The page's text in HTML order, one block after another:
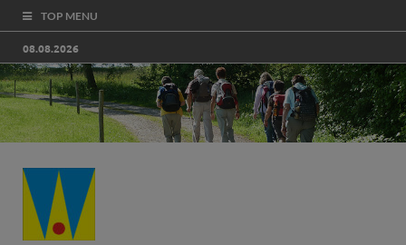
TOP MENU
08.08.2026